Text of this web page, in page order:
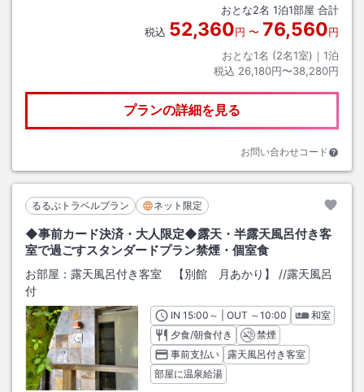
おとな2名 1泊1部屋 合計
税込 52,360円 〜 76,560円
おとな1名 (2名1室)｜ 1泊
税込 26,180円〜38,280円
プランの詳細を見る
お問い合わせコード
るるぶトラベルプラン ネット限定
◆事前カード決済・大人限定◆露天・半露天風呂付き客
室で過ごすスタンダードプラン禁煙・個室食
お部屋： 露天風呂付き客室 【別館 月あかり】 //露天風呂
付
INチェックイン
15:00 ～ | OUT チェックアウト
～10:00
和室
夕食/朝食付き
禁煙
事前支払い
露天風呂付き客室
部屋に温泉給湯